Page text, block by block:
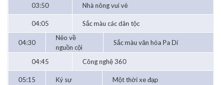
03:50 Nhà nông vui vẻ
04:05 Sắc màu các dân tộc
04:30
Nẻo về
nguồn cội
Sắc màu văn hóa Pa Dí
04:45 Công nghệ 360
05:15 Ký sự Một thời xe đạp